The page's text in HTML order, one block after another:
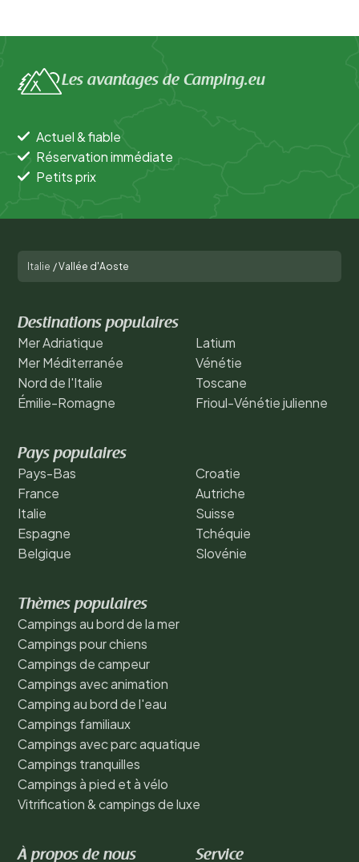
Les avantages de Camping.eu
Actuel & fiable
Réservation immédiate
Petits prix
Italie /Vallée d'Aoste
Destinations populaires
Mer Adriatique
Mer Méditerranée
Nord de l'Italie
Émilie-Romagne
Latium
Vénétie
Toscane
Frioul-Vénétie julienne
Pays populaires
Pays-Bas
France
Italie
Espagne
Belgique
Croatie
Autriche
Suisse
Tchéquie
Slovénie
Thèmes populaires
Campings au bord de la mer
Campings pour chiens
Campings de campeur
Campings avec animation
Camping au bord de l'eau
Campings familiaux
Campings avec parc aquatique
Campings tranquilles
Campings à pied et à vélo
Vitrification & campings de luxe
À propos de nous Service